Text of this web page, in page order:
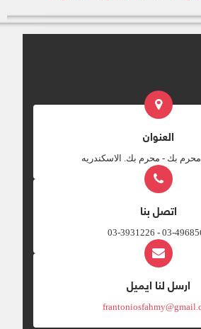
العنوان
اتصل بنا
03-4968568 - 03-
ارسل لنا ايميل